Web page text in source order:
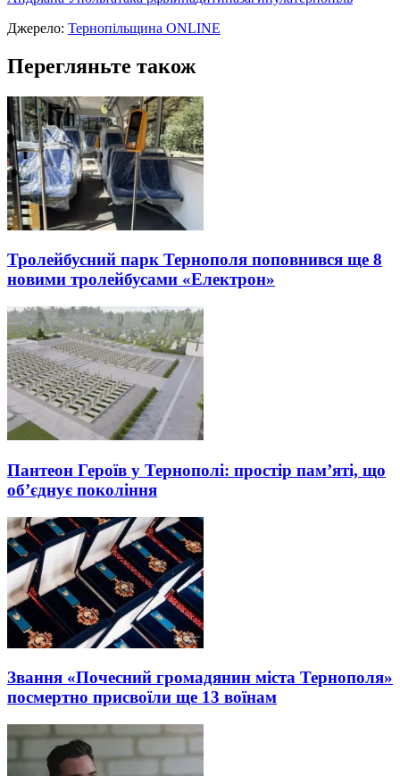
Джерело: Тернопільщина ONLINE
Перегляньте також
Тролейбусний парк Тернополя поповнився ще 8
новими тролейбусами «Електрон»
Пантеон Героїв у Тернополі: простір пам’яті, що
об’єднує покоління
Звання «Почесний громадянин міста Тернополя»
посмертно присвоїли ще 13 воїнам